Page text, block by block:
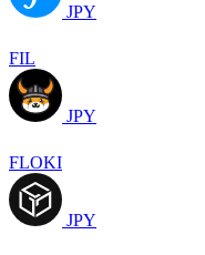
JPY
FIL
JPY
FLOKI
JPY